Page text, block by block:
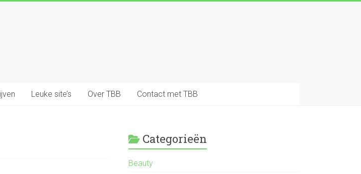
Leuke site’s Over TBB Contact met TBB
Categorieën
Beauty